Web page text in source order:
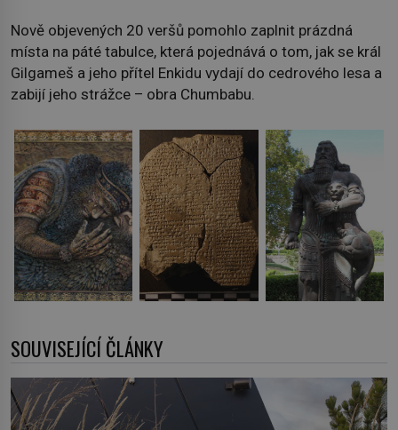
Nově objevených 20 veršů pomohlo zaplnit prázdná
místa na páté tabulce, která pojednává o tom, jak se král
Gilgameš a jeho přítel Enkidu vydají do cedrového lesa a
zabijí jeho strážce – obra Chumbabu.
SOUVISEJÍCÍ ČLÁNKY